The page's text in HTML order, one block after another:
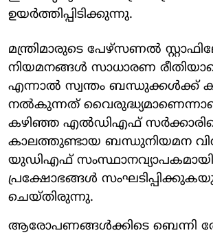
ഉയര്‍ത്തിപ്പിടിക്കുന്നു.
മന്ത്രിമാരുടെ പേഴ്‌സണല്‍
നിയമനങ്ങള്‍ സാധാരണ
എന്നാല്‍ സ്വന്തം ബന്ധുക്കള്‍ക്ക്
നല്‍കുന്നത്
കഴിഞ്ഞ എല്‍ഡിഎഫ്
കാലത്തുണ്ടായ ബന്ധുനിയമന
യുഡിഎഫ്
പ്രക്ഷോഭങ്ങള്‍
ചെയ്തിരുന്നു.
ആരോപണങ്ങള്‍ക്കിടെ ബെന്നി